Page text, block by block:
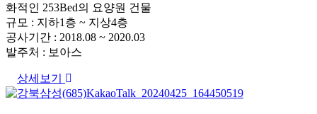
화적인 253Bed의 요양원 건물
규모 : 지하1층 ~ 지상4층
공사기간 : 2018.08 ~ 2020.03
발주처 : 보아스
상세보기